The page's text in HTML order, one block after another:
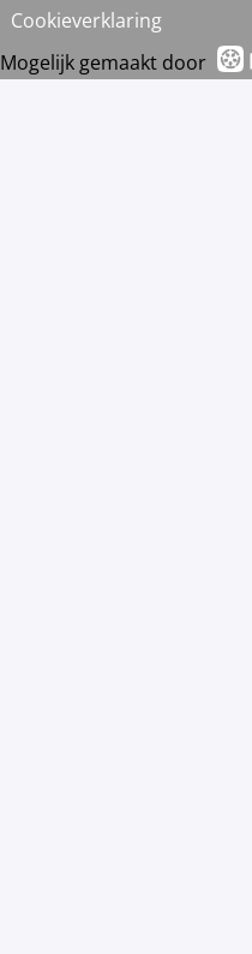
Cookieverklaring
Mogelijk gemaakt door